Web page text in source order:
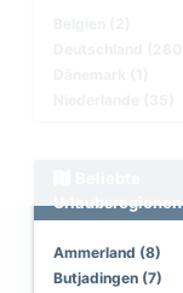
Urlaubsregionen
Ammerland (8)
Butjadingen (7)